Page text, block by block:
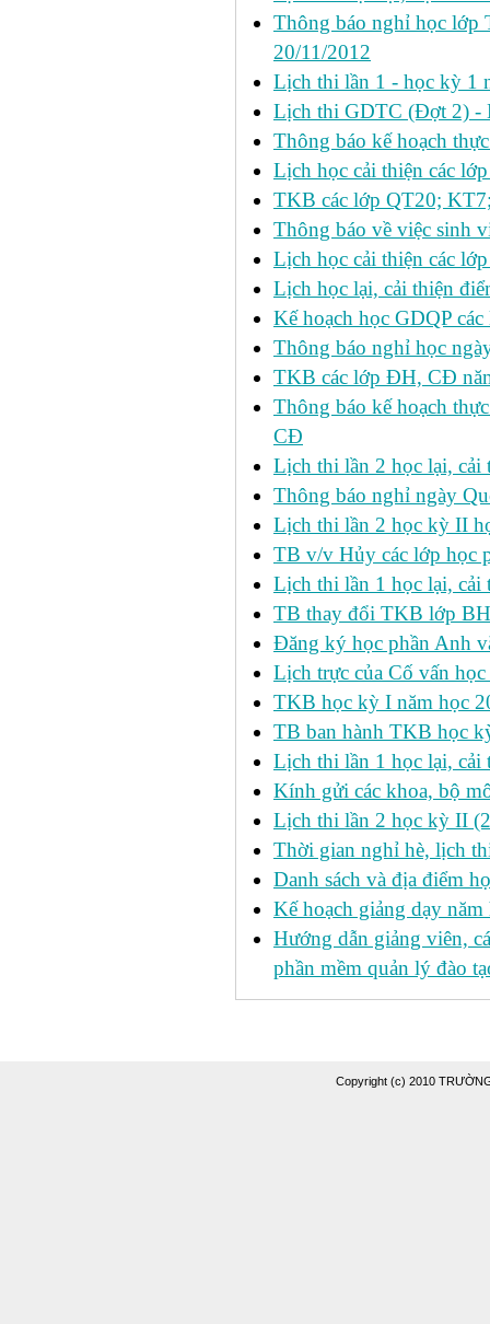
Thông báo nghỉ học lớp
20/11/2012
Lịch thi lần 1 - học kỳ 1
Lịch thi GDTC (Đợt 2) -
Thông báo kế hoạch
Lịch học cải thiện các
TKB các lớp QT20;
Thông báo về việc sinh
Lịch học cải thiện các
Lịch học lại, cải thiện
Kế hoạch học GDQP
Thông báo nghỉ học
TKB các lớp ĐH, CĐ
Thông báo kế hoạch
CĐ
Lịch thi lần 2 học lại, cải
Thông báo nghỉ ngày
Lịch thi lần 2 học kỳ II
TB v/v Hủy các lớp học
Lịch thi lần 1 học lại, cải
TB thay đổi TKB lớp
Đăng ký học phần Anh
Lịch trực của Cố vấn học
TKB học kỳ I năm học
TB ban hành TKB học
Lịch thi lần 1 học lại, cải
Kính gửi các khoa, bộ
Lịch thi lần 2 học kỳ II
Thời gian nghỉ hè, lịch
Danh sách và địa điểm
Kế hoạch giảng dạy
Hướng dẫn giảng viên,
phần mềm quản lý đào
Copyright (c) 2010